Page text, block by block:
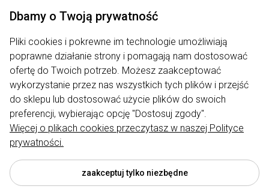
Informacje
Płatności i dostawa
O nas
ODWIEDŹ NAS
Sklep internetowy My Lauren | ul. Traugutta 7, 62-400 Słupca |
biuro@mylauren.pl|730 004 449| NIP: 6671715479 | REGON:
300974891
Dbamy o Twoją prywatność
Pliki cookies i pokrewne im technologie umożliwiają
poprawne działanie strony i pomagają nam dostosować
ofertę do Twoich potrzeb. Możesz zaakceptować
wykorzystanie przez nas wszystkich tych plików i przejść
do sklepu lub dostosować użycie plików do swoich
preferencji, wybierając opcję "Dostosuj zgody".
Więcej o plikach cookies przeczytasz w naszej Polityce
prywatności.
zaakceptuj tylko niezbędne